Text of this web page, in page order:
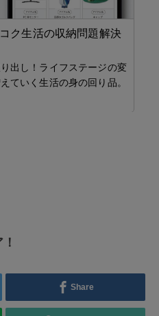
ク生活の収納問題解決
出し！ライフステージの変
ていく生活の身の回り品。
Share